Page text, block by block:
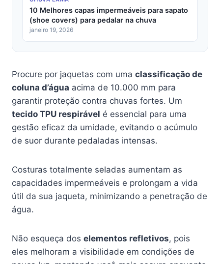
10 Melhores capas impermeáveis para sapato
(shoe covers) para pedalar na chuva
janeiro 19, 2026
Procure por jaquetas com uma classificação de
coluna d’água acima de 10.000 mm para
garantir proteção contra chuvas fortes. Um
tecido TPU respirável é essencial para uma
gestão eficaz da umidade, evitando o acúmulo
de suor durante pedaladas intensas.
Costuras totalmente seladas aumentam as
capacidades impermeáveis e prolongam a vida
útil da sua jaqueta, minimizando a penetração de
água.
Não esqueça dos elementos refletivos, pois
eles melhoram a visibilidade em condições de